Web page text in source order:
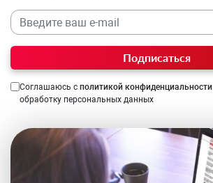
Подписаться
Соглашаюсь с политикой конфиденциальности
обработку персональных данных